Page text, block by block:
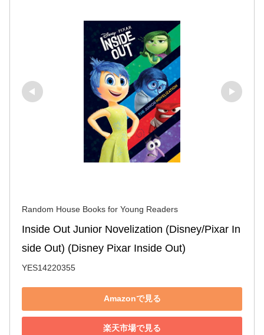
Random House Books for Young Readers
Inside Out Junior Novelization (Disney/Pixar In
side Out) (Disney Pixar Inside Out)
YES14220355
Amazonで見る
楽天市場で見る